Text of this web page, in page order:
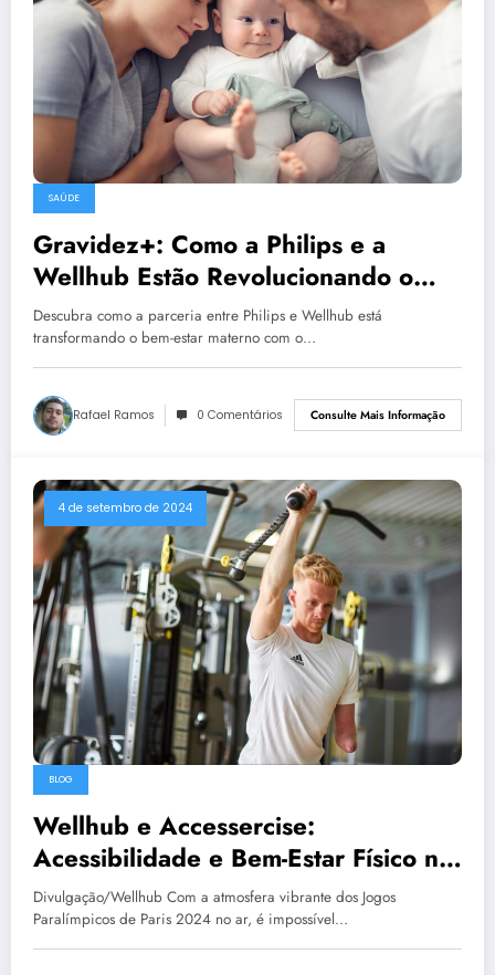
SAÚDE
Gravidez+: Como a Philips e a
Wellhub Estão Revolucionando o
Bem-Estar Materno
Descubra como a parceria entre Philips e Wellhub está
transformando o bem-estar materno com o…
Rafael Ramos 0 Comentários Consulte Mais Informação
4 de setembro de 2024
BLOG
Wellhub e Accessercise:
Acessibilidade e Bem-Estar Físico no
Momento Paraolímpico Brasileiro
Divulgação/Wellhub Com a atmosfera vibrante dos Jogos
Paralímpicos de Paris 2024 no ar, é impossível…